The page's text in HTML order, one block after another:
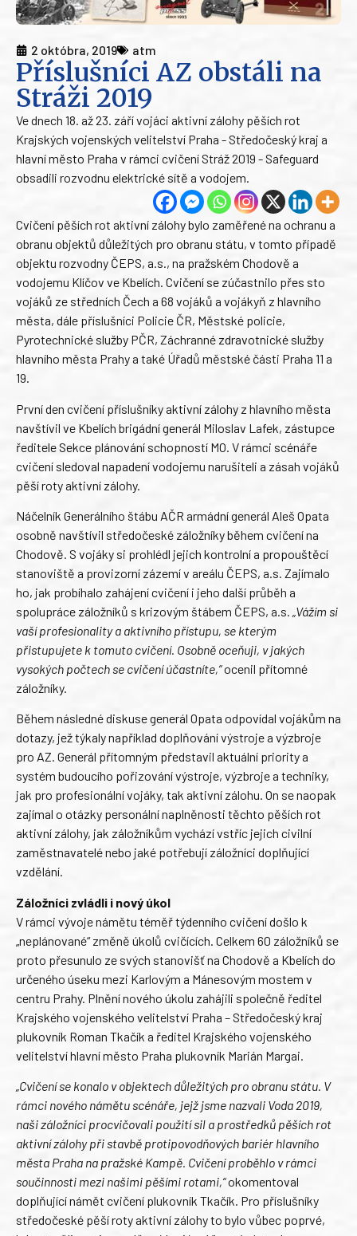
2 októbra, 2019 atm
Příslušníci AZ obstáli na
Stráži 2019
Ve dnech 18. až 23. září vojáci aktivní zálohy pěších rot
Krajských vojenských velitelství Praha - Středočeský kraj a
hlavní město Praha v rámci cvičení Stráž 2019 - Safeguard
obsadili rozvodnu elektrické sítě a vodojem.
Cvičení pěších rot aktivní zálohy bylo zaměřené na ochranu a
obranu objektů důležitých pro obranu státu, v tomto případě
objektu rozvodny ČEPS, a.s., na pražském Chodově a
vodojemu Klíčov ve Kbelích. Cvičení se zúčastnilo přes sto
vojáků ze středních Čech a 68 vojáků a vojákyň z hlavního
města, dále příslušníci Policie ČR, Městské policie,
Pyrotechnické služby PČR, Záchranné zdravotnické služby
hlavního města Prahy a také Úřadů městské části Praha 11 a
19.
První den cvičení příslušníky aktivní zálohy z hlavního města
navštívil ve Kbelích brigádní generál Miloslav Lafek, zástupce
ředitele Sekce plánování schopností MO. V rámci scénáře
cvičení sledoval napadení vodojemu narušiteli a zásah vojáků
pěší roty aktivní zálohy.
Náčelník Generálního štábu AČR armádní generál Aleš Opata
osobně navštívil středočeské záložníky během cvičení na
Chodově. S vojáky si prohlédl jejich kontrolní a propouštěcí
stanoviště a provizorní zázemí v areálu ČEPS, a.s. Zajímalo
ho, jak probíhalo zahájení cvičení i jeho další průběh a
spolupráce záložníků s krizovým štábem ČEPS, a.s. „Vážím si
vaší profesionality a aktivního přístupu, se kterým
přistupujete k tomuto cvičení. Osobně oceňuji, v jakých
vysokých počtech se cvičení účastníte,“ocenil přítomné
záložníky.
Během následné diskuse generál Opata odpovídal vojákům na
dotazy, jež týkaly například doplňování výstroje a výzbroje
pro AZ. Generál přítomným představil aktuální priority a
systém budoucího pořizování výstroje, výzbroje a techniky,
jak pro profesionální vojáky, tak aktivní zálohu. On se naopak
zajímal o otázky personální naplněnosti těchto pěších rot
aktivní zálohy, jak záložníkům vychází vstříc jejich civilní
zaměstnavatelé nebo jaké potřebují záložníci doplňující
vzdělání.
Záložníci zvládli i nový úkol
V rámci vývoje námětu téměř týdenního cvičení došlo k
„neplánované“ změně úkolů cvičících. Celkem 60 záložníků se
proto přesunulo ze svých stanovišť na Chodově a Kbelích do
určeného úseku mezi Karlovým a Mánesovým mostem v
centru Prahy. Plnění nového úkolu zahájili společně ředitel
Krajského vojenského velitelství Praha – Středočeský kraj
plukovník Roman Tkačík a ředitel Krajského vojenského
velitelství hlavní město Praha plukovník Marián Margai.
„Cvičení se konalo v objektech důležitých pro obranu státu. V
rámci nového námětu scénáře, jejž jsme nazvali Voda 2019,
naši záložníci procvičovali použití sil a prostředků pěších rot
aktivní zálohy při stavbě protipovodňových bariér hlavního
města Praha na pražské Kampě. Cvičení proběhlo v rámci
součinnosti mezi našimi pěšími rotami,“okomentoval
doplňující námět cvičení plukovník Tkačík. Pro příslušníky
středočeské pěší roty aktivní zálohy to bylo vůbec poprvé,